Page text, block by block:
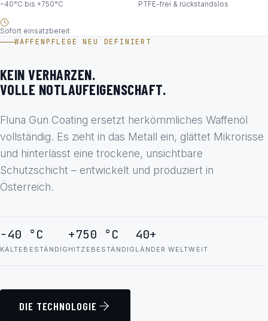
−40°C bis +750°C PTFE-frei & rückstandslos
Sofort einsatzbereit
WAFFENPFLEGE NEU DEFINIERT
KEIN VERHARZEN.
VOLLE NOTLAUFEIGENSCHAFT.
Fluna Gun Coating ersetzt herkömmliches Waffenöl
vollständig. Es zieht in das Metall ein, glättet Mikrorisse
und hinterlässt eine trockene, unsichtbare
Schutzschicht – entwickelt und produziert in
Österreich.
−40 °C
KÄLTEBESTÄNDIG
+750 °C
HITZEBESTÄNDIG
40+
LÄNDER WELTWEIT
DIE TECHNOLOGIE